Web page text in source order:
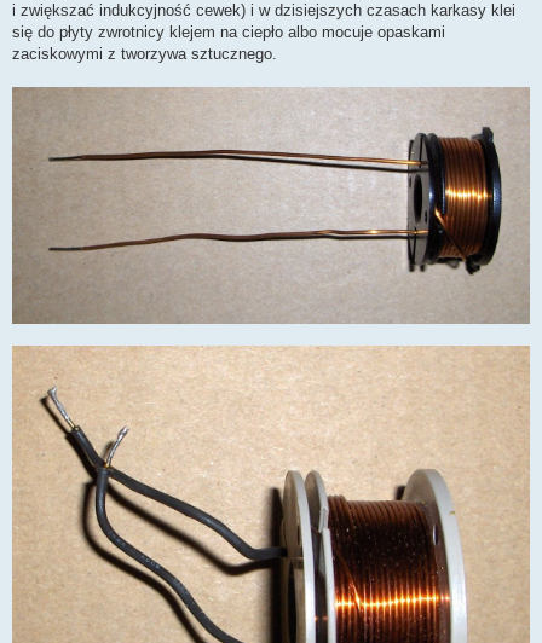
i zwiększać indukcyjność cewek) i w dzisiejszych czasach karkasy klei
się do płyty zwrotnicy klejem na ciepło albo mocuje opaskami
zaciskowymi z tworzywa sztucznego.